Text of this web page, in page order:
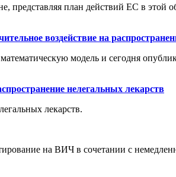
представляя план действий ЕС в этой
воздействие на
модель и сегодня
нелегальных лекарств
лекарств.
на ВИЧ в сочетании с